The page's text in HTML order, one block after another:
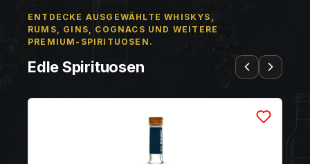
ENTDECKE AUSGEWÄHLTE WHISKYS,
RUMS, GINS, COGNACS UND WEITERE
PREMIUM-SPIRITUOSEN.
Edle Spirituosen